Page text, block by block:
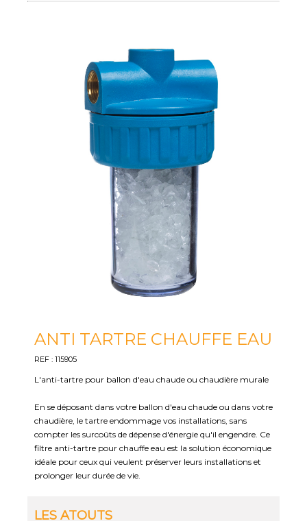
ANTI TARTRE CHAUFFE EAU
REF : 115905
L'anti-tartre pour ballon d'eau chaude ou chaudière murale
En se déposant dans votre ballon d'eau chaude ou dans votre
chaudière, le tartre endommage vos installations, sans
compter les surcoûts de dépense d'énergie qu'il engendre. Ce
filtre anti-tartre pour chauffe eau est la solution économique
idéale pour ceux qui veulent préserver leurs installations et
prolonger leur durée de vie.
LES ATOUTS